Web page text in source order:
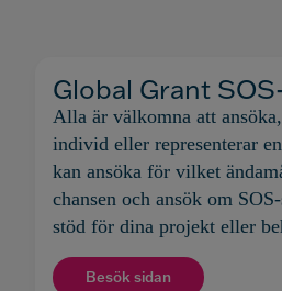
Global Grant
Alla är välkomna att
individ eller representerar
kan ansöka för vilket
chansen och ansök om
stöd för dina projekt eller
Besök sidan